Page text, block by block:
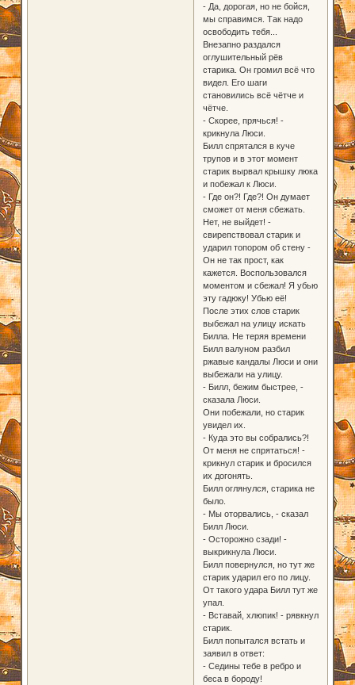
- Да, дорогая, но не бойся,
мы справимся. Так надо
освободить тебя...
Внезапно раздался
оглушительный рёв
старика. Он громил всё что
видел. Его шаги
становились всё чётче и
чётче.
- Скорее, прячься! -
крикнула Люси.
Билл спрятался в куче
трупов и в этот момент
старик вырвал крышку люка
и побежал к Люси.
- Где он?! Где?! Он думает
сможет от меня сбежать.
Нет, не выйдет! -
свирепствовал старик и
ударил топором об стену -
Он не так прост, как
кажется. Воспользовался
моментом и сбежал! Я убью
эту гадюку! Убью её!
После этих слов старик
выбежал на улицу искать
Билла. Не теряя времени
Билл валуном разбил
ржавые кандалы Люси и они
выбежали на улицу.
- Билл, бежим быстрее, -
сказала Люси.
Они побежали, но старик
увидел их.
- Куда это вы собрались?!
От меня не спрятаться! -
крикнул старик и бросился
их догонять.
Билл оглянулся, старика не
было.
- Мы оторвались, - сказал
Билл Люси.
- Осторожно сзади! -
выкрикнула Люси.
Билл повернулся, но тут же
старик ударил его по лицу.
От такого удара Билл тут же
упал.
- Вставай, хлюпик! - рявкнул
старик.
Билл попытался встать и
заявил в ответ:
- Седины тебе в ребро и
беса в бороду!